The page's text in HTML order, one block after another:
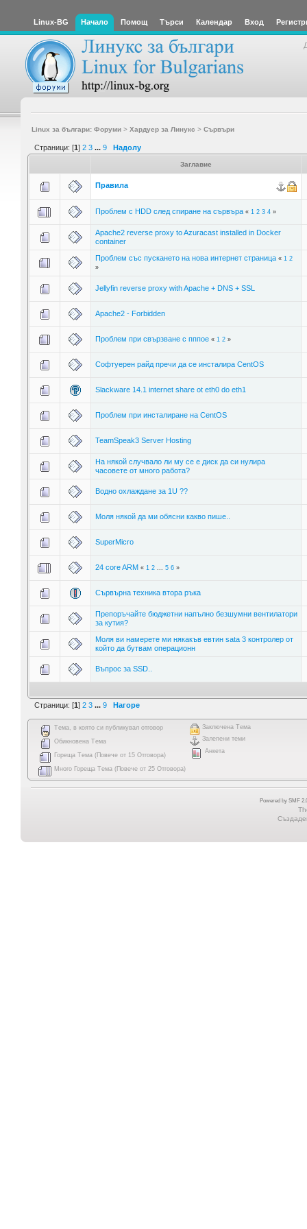
Linux-BG Начало Помощ Търси Календар Вход
Linux за българи: Форуми> Хардуер за Линукс > Сървъри
Страници: [1] 2 3 ... 9 Надолу
Заглавие
Правила
Проблем с HDD след спиране на сървъра « 1 2 3 4»
Apache2 reverse proxy to Azuracast installed in Docker
container
Проблем със пускането на нова интернет страница « 1 2
»
Jellyfin reverse proxy with Apache + DNS + SSL
Apache2 - Forbidden
Проблем при свързване с пппое « 1 2»
Софтуерен райд пречи да се инсталира CentOS
Slackware 14.1 internet share ot eth0 do eth1
Проблем при инсталиране на CentOS
TeamSpeak3 Server Hosting
На някой случвало ли му се е диск да си нулира
часовете от много работа?
Водно охлаждане за 1U ??
Моля някой да ми обясни какво пише..
SuperMicro
24 core ARM « 1 2... 5 6»
Сървърна техника втора ръка
Препоръчайте бюджетни напълно безшумни вентилатори
за кутия?
Моля ви намерете ми някакъв евтин sata 3 контролер от
който да бутвам операционн
Въпрос за SSD..
Страници: [1] 2 3 ... 9 Нагоре
Тема, в която си публикувал отговор
Обикновена Тема
Гореща Тема (Повече от 15 Отговора)
Много Гореща Тема (Повече от 25 Отговора)
Заключена Тема
Залепени теми
Анкета
Powered by SMF